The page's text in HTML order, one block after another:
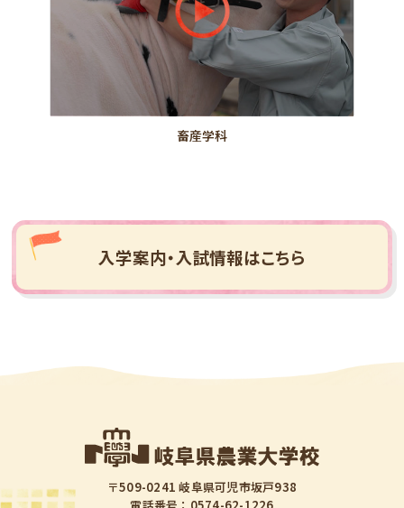
畜産学科
入学案内・入試情報はこちら
〒509-0241 岐阜県可児市坂戸938